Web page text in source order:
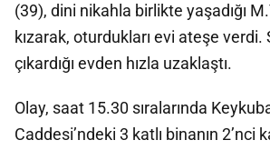
(39), dini nikahla birlikte yaşadığı
kızarak, oturdukları evi ateşe verdi.
çıkardığı evden hızla uzaklaştı.
Olay, saat 15.30 sıralarında
Caddesi’ndeki 3 katlı binanın 2’nci